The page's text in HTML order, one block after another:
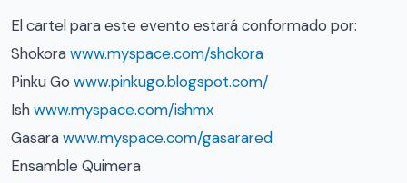
El cartel para este evento estará conformado por:
Shokorawww.myspace.com/shokora
Pinku Go www.pinkugo.blogspot.com/
Ishwww.myspace.com/ishmx
Gasarawww.myspace.com/gasarared
Ensamble Quimera